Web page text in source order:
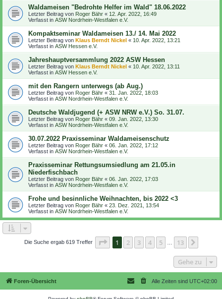
Waldameisen "Bedrohte Helfer im Wald" 18.06.2022
Letzter Beitrag von Roger Bähr « 12. Apr. 2022, 16:49
Verfasst in ASW Nordrhein-Westfalen e.V.
Kompaktseminar Waldameisen 13./ 14. Mai 2022
Letzter Beitrag von Klaus Berndt Nickel « 10. Apr. 2022, 13:21
Verfasst in ASW Hessen e.V.
Jahreshauptversammlung 2022 ASW Hessen
Letzter Beitrag von Klaus Berndt Nickel « 10. Apr. 2022, 13:11
Verfasst in ASW Hessen e.V.
mit den Rangern unterwegs (ab Aug.)
Letzter Beitrag von Roger Bähr « 31. Jan. 2022, 18:03
Verfasst in ASW Nordrhein-Westfalen e.V.
Deutsche Waldjugend (+ ASW NRW e.V.) So. 31.07.
Letzter Beitrag von Roger Bähr « 09. Jan. 2022, 13:30
Verfasst in ASW Nordrhein-Westfalen e.V.
30.07.2022 Praxisseminar Waldameisenschutz
Letzter Beitrag von Roger Bähr « 06. Jan. 2022, 17:12
Verfasst in ASW Nordrhein-Westfalen e.V.
Praxisseminar Rettungsumsiedlung am 21.05.in
Niederfischbach
Letzter Beitrag von Roger Bähr « 06. Jan. 2022, 17:03
Verfasst in ASW Nordrhein-Westfalen e.V.
Frohe und besinnliche Weihnachten, bis 2022 <3
Letzter Beitrag von Roger Bähr « 23. Dez. 2021, 13:54
Verfasst in ASW Nordrhein-Westfalen e.V.
Die Suche ergab 619 Treffer Seite 1von 13
1 2 3 4 5 13
Gehe zu
Foren-Übersicht Alle Zeiten sind UTC+02:00